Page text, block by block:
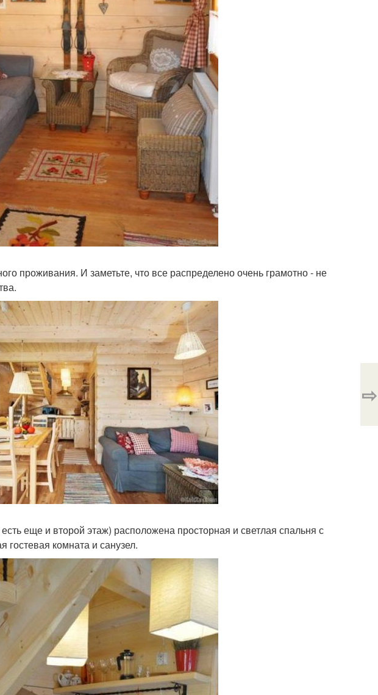
проживания. И заметьте, что все распределено очень грамотно - не
еще и второй этаж) расположена просторная и светлая спальня с
комната и санузел.
⇨